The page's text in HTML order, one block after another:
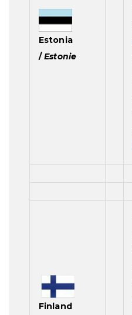
Estonia
/Estonie
Finland